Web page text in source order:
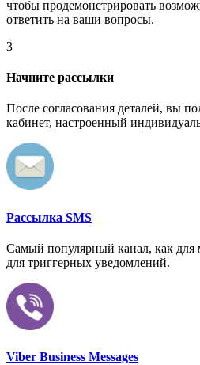
чтобы продемонстрировать
ответить на ваши вопросы.
3
Начните рассылки
После согласования деталей, вы
кабинет, настроенный
Рассылка SMS
Самый популярный канал, как для
для триггерных уведомлений.
Viber Business Messages